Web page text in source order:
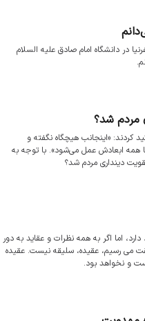
در دانشگاه امام صادق علیه السلام
مردم شد؟
کردند: «اینجانب هیچگاه نگفته و
همه ابعادش عمل می‌شود». با توجه به
دینداری مردم شد؟
اما اگر به همه نظرات و عقاید به دور
می رسیم، عقیده، سلیقه نیست. عقیده
و نخواهد بود.